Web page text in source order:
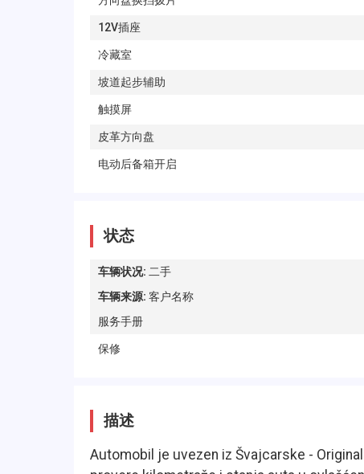
12V插座
冷藏室
坡道起步辅助
触摸屏
皮革方向盘
电动后备箱开启
状态
车辆状况: 二手
车辆来源: 客户名称
服务手册
保修
描述
Automobil je uvezen iz Švajcarske -